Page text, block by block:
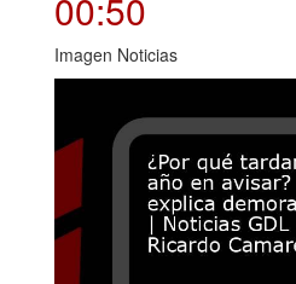
00:50
Imagen Noticias